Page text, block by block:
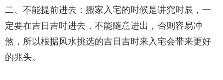
二、不能提前进去：搬家入宅的时候是讲究时辰，一
定要在吉日吉时进去，不能随意进出，否则容易冲
煞，所以根据风水挑选的吉日吉时来入宅会带来更好
的兆头。